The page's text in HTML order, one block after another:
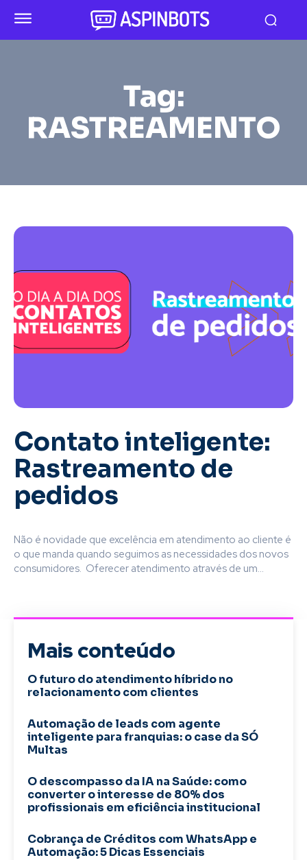
Tag:
RASTREAMENTO
Contato inteligente:
Rastreamento de
pedidos
Não é novidade que excelência em atendimento ao cliente é
o que manda quando seguimos as necessidades dos novos
consumidores. Oferecer atendimento através de um...
Mais conteúdo
O futuro do atendimento híbrido no
relacionamento com clientes
Automação de leads com agente
inteligente para franquias: o case da SÓ
Multas
O descompasso da IA na Saúde: como
converter o interesse de 80% dos
profissionais em eficiência institucional
Cobrança de Créditos com WhatsApp e
Automação: 5 Dicas Essenciais